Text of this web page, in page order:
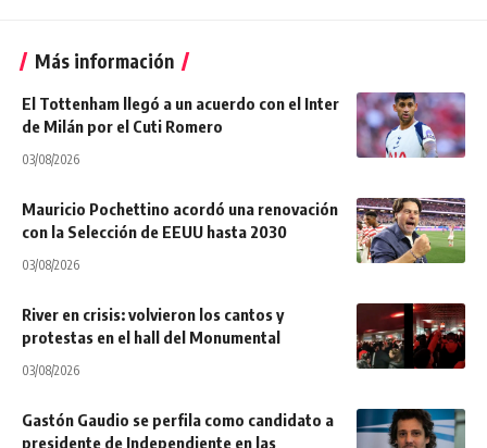
Más información
El Tottenham llegó a un acuerdo con el Inter
de Milán por el Cuti Romero
03/08/2026
Mauricio Pochettino acordó una renovación
con la Selección de EEUU hasta 2030
03/08/2026
River en crisis: volvieron los cantos y
protestas en el hall del Monumental
03/08/2026
Gastón Gaudio se perfila como candidato a
presidente de Independiente en las